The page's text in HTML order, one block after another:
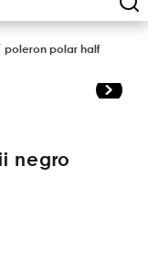
poleron polar half
negro